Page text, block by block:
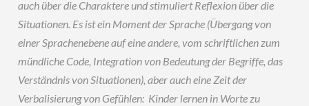
auch über die Charaktere und stimuliert Reflexion über die
Situationen. Es ist ein Moment der Sprache (Übergang von
einer Sprachenebene auf eine andere, vom schriftlichen zum
mündliche Code, Integration von Bedeutung der Begriffe, das
Verständnis von Situationen), aber auch eine Zeit der
Verbalisierung von Gefühlen: Kinder lernen in Worte zu